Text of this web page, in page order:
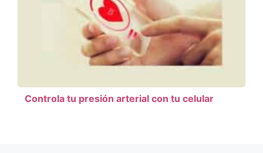
Controla tu presión arterial con tu celular